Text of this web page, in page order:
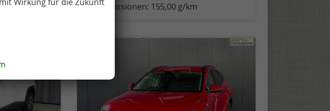
CO -Emissionen: 155,00 g/km